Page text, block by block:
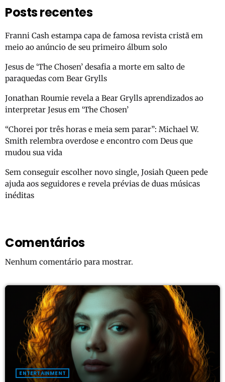
Posts recentes
Franni Cash estampa capa de famosa revista cristã em
meio ao anúncio de seu primeiro álbum solo
Jesus de ‘The Chosen’ desafia a morte em salto de
paraquedas com Bear Grylls
Jonathan Roumie revela a Bear Grylls aprendizados ao
interpretar Jesus em ‘The Chosen’
“Chorei por três horas e meia sem parar”: Michael W.
Smith relembra overdose e encontro com Deus que
mudou sua vida
Sem conseguir escolher novo single, Josiah Queen pede
ajuda aos seguidores e revela prévias de duas músicas
inéditas
Comentários
Nenhum comentário para mostrar.
ENTERTAINMENT